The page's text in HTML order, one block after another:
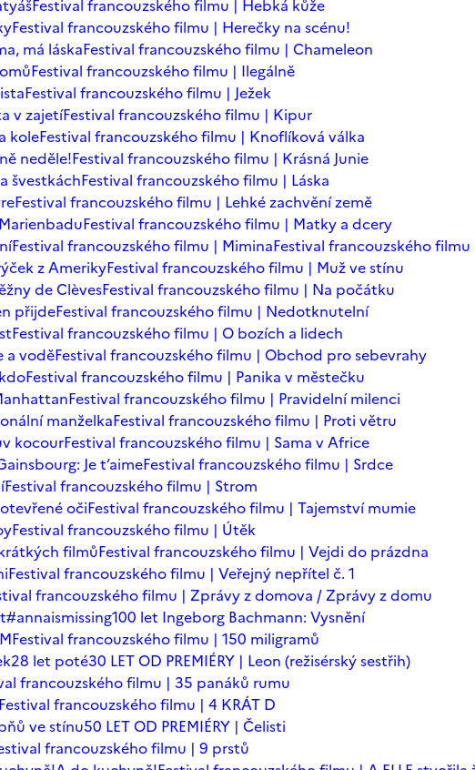
Festival francouzského filmu | Hebká kůže
Festival francouzského filmu | Herečky na scénu!
má láskaFestival francouzského filmu | Chameleon
Festival francouzského filmu | Ilegálně
Festival francouzského filmu | Ježek
v zajetíFestival francouzského filmu | Kipur
koleFestival francouzského filmu | Knoflíková válka
neděle!Festival francouzského filmu | Krásná Junie
švestkáchFestival francouzského filmu | Láska
Festival francouzského filmu | Lehké zachvění země
Festival francouzského filmu | Matky a dcery
Festival francouzského filmu | MiminaFestival francouzského
z AmerikyFestival francouzského filmu | Muž ve stínu
de ClèvesFestival francouzského filmu | Na počátku
přijdeFestival francouzského filmu | Nedotknutelní
Festival francouzského filmu | O bozích a lidech
a voděFestival francouzského filmu | Obchod pro sebevrahy
Festival francouzského filmu | Panika v městečku
Festival francouzského filmu | Pravidelní milenci
manželkaFestival francouzského filmu | Proti větru
kocourFestival francouzského filmu | Sama v Africe
Je t’aimeFestival francouzského filmu | Srdce
Festival francouzského filmu | Strom
očiFestival francouzského filmu | Tajemství mumie
Festival francouzského filmu | Útěk
filmůFestival francouzského filmu | Vejdi do prázdna
Festival francouzského filmu | Veřejný nepřítel č. 1
francouzského filmu | Zprávy z domova / Zprávy z domu
#annaismissing100 let Ingeborg Bachmann: Vysnění
Festival francouzského filmu | 150 miligramů
28 let poté30 LET OD PREMIÉRY | Leon (režisérský sestřih)
francouzského filmu | 35 panáků rumu
Festival francouzského filmu | 4 KRÁT D
ve stínu50 LET OD PREMIÉRY | Čelisti
francouzského filmu | 9 prstů